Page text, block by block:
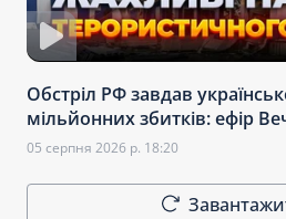
Обстріл РФ завдав
мільйонних збитків: ефір
05 серпня 2026 р. 18:20